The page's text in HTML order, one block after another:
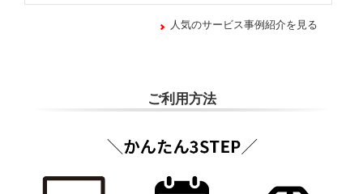
人気のサービス事例紹介を見る
ご利用方法